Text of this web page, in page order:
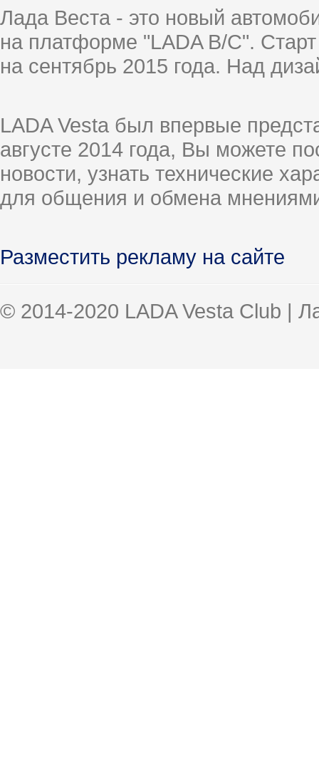
Лада Веста - это новый
на платформе "LADA B/C".
на сентябрь 2015 года. Над
LADA Vesta был впервые
августе 2014 года, Вы можете
новости, узнать технические
для общения и обмена
Разместить рекламу на сайте
© 2014-2020 LADA Vesta Club |